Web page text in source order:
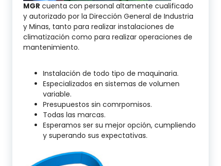
MGR cuenta con personal altamente cualificado
y autorizado por la Dirección General de Industria
y Minas, tanto para realizar instalaciones de
climatización como para realizar operaciones de
mantenimiento.
Instalación de todo tipo de maquinaria.
Especializados en sistemas de volumen
variable.
Presupuestos sin comrpomisos.
Todas las marcas.
Esperamos ser su mejor opción, cumpliendo
y superando sus expectativas.